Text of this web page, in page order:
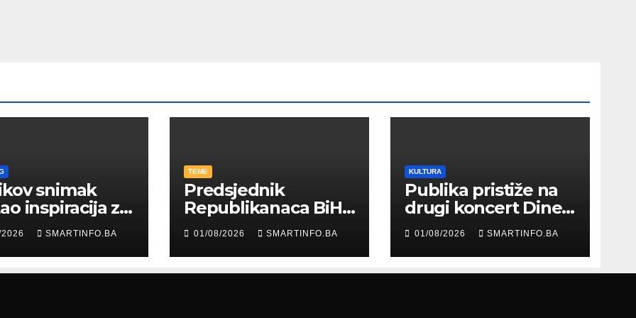
snimak
inspiracija za
Građani kroz
poslali
SMARTINFO.BA
TEME
Predsjednik
Republikanaca BiH
Edin Garaplija
prisustvovao
prezentaciji
Federalnog sajma
01/08/2026 SMARTINFO.BA
KULTURA
Publika pristiže na
drugi koncert Dine
Merlina na Koševu
01/08/2026 SMARTINFO.BA